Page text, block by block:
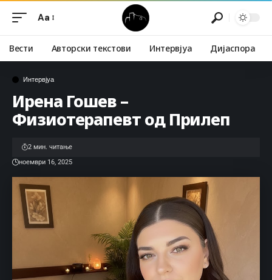
Aa
Вести Авторски текстови Интервјуа Дијаспора
Интервјуа
Ирена Гошев –
Физиотерапевт од Прилеп
ноември 16, 2025
2 мин. читање